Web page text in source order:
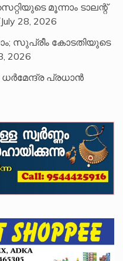
മൂന്നാം ടാലന്റ്
July 28, 2026
സുപ്രീം കോടതിയുടെ
2026
ധർമേന്ദ്ര പ്രധാൻ